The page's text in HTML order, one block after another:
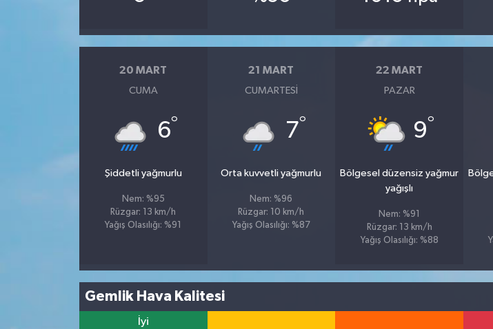
20 MART
CUMA
6°
Şiddetli yağmurlu
Nem: %95
Rüzgar: 13 km/h
Yağış Olasılığı: %91
21 MART
CUMARTESI
7°
Orta kuvvetli yağmurlu
Nem: %96
Rüzgar: 10 km/h
Yağış Olasılığı: %87
22 MART
PAZAR
9°
Bölgesel düzensiz yağmur
yağışlı
Nem: %91
Rüzgar: 13 km/h
Yağış Olasılığı: %88
Gemlik Hava Kalitesi
İyi